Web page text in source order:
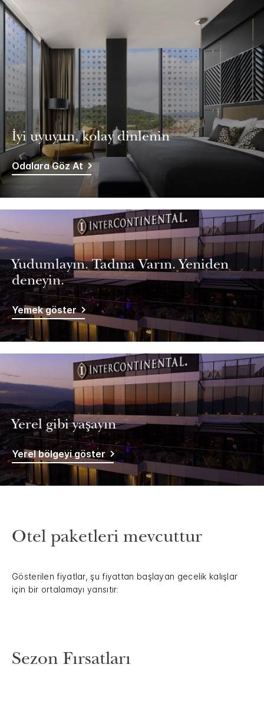
İyi uyuyun, kolay dinlenin
Odalara Göz At
Yudumlayın. Tadına Varın. Yeniden
deneyin.
Yemek göster
Yerel gibi yaşayın
Yerel bölgeyi göster
Otel paketleri mevcuttur
Gösterilen fiyatlar, şu fiyattan başlayan gecelik kalışlar
için bir ortalamayı yansıtır:
Sezon Fırsatları